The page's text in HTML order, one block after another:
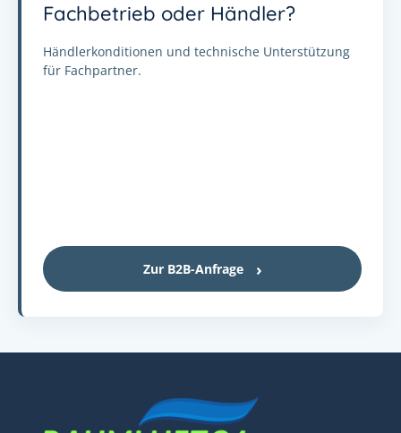
Fachbetrieb oder Händler?
Händlerkonditionen und technische Unterstützung
für Fachpartner.
Zur B2B-Anfrage